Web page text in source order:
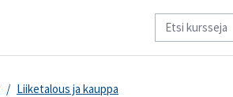
Liiketalous ja kauppa